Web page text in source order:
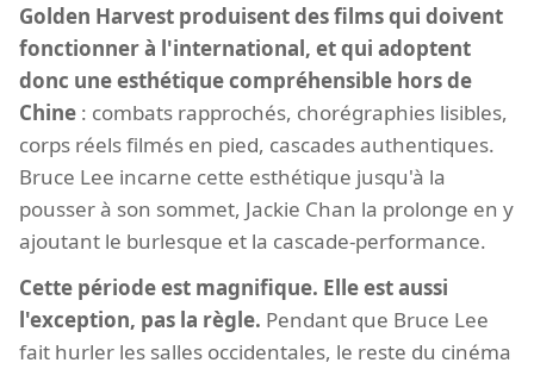
Golden Harvest produisent des films qui doivent
fonctionner à l'international, et qui adoptent
donc une esthétique compréhensible hors de
Chine : combats rapprochés, chorégraphies lisibles,
corps réels filmés en pied, cascades authentiques.
Bruce Lee incarne cette esthétique jusqu'à la
pousser à son sommet, Jackie Chan la prolonge en y
ajoutant le burlesque et la cascade-performance.
Cette période est magnifique. Elle est aussi
l'exception, pas la règle. Pendant que Bruce Lee
fait hurler les salles occidentales, le reste du cinéma